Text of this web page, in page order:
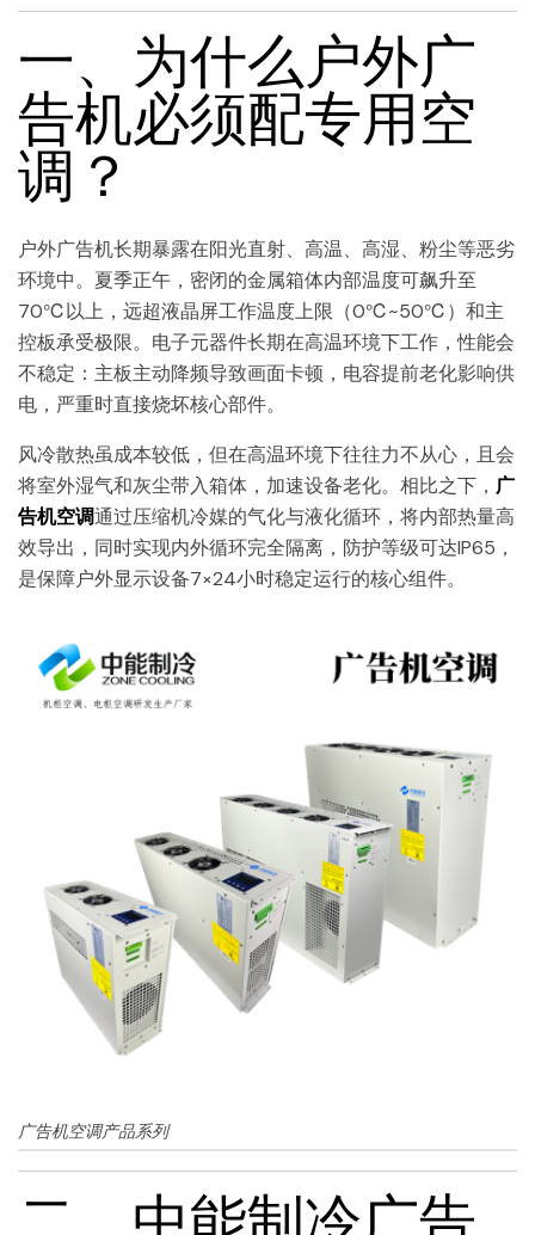
一、为什么户外广
告机必须配专用空
调？
户外广告机长期暴露在阳光直射、高温、高湿、粉尘等恶劣
环境中。夏季正午，密闭的金属箱体内部温度可飙升至
70℃以上，远超液晶屏工作温度上限（0℃~50℃）和主
控板承受极限。电子元器件长期在高温环境下工作，性能会
不稳定：主板主动降频导致画面卡顿，电容提前老化影响供
电，严重时直接烧坏核心部件。
风冷散热虽成本较低，但在高温环境下往往力不从心，且会
将室外湿气和灰尘带入箱体，加速设备老化。相比之下， 广
告机空调通过压缩机冷媒的气化与液化循环，将内部热量高
效导出，同时实现内外循环完全隔离，防护等级可达IP65，
是保障户外显示设备7×24小时稳定运行的核心组件。
广告机空调产品系列
二、中能制冷广告